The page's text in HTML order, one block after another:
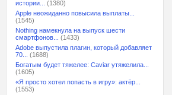
истории...
(1380)
Apple неожиданно повысила выплаты...
(1545)
Nothing намекнула на выпуск шести
смартфонов...
(1433)
Adobe выпустила плагин, который добавляет
70...
(1688)
Богатым будет тяжелее: Caviar утяжелила...
(1605)
«Я просто хотел попасть в игру»: актёр...
(1553)